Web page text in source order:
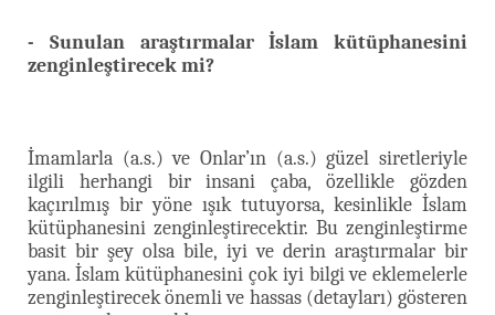
- Sunulan araştırmalar İslam kütüphanesini
zenginleştirecek mi?
İmamlarla (a.s.) ve Onlar’ın (a.s.) güzel siretleriyle
ilgili herhangi bir insani çaba, özellikle gözden
kaçırılmış bir yöne ışık tutuyorsa, kesinlikle İslam
kütüphanesini zenginleştirecektir. Bu zenginleştirme
basit bir şey olsa bile, iyi ve derin araştırmalar bir
yana. İslam kütüphanesini çok iyi bilgi ve eklemelerle
zenginleştirecek önemli ve hassas (detayları) gösteren